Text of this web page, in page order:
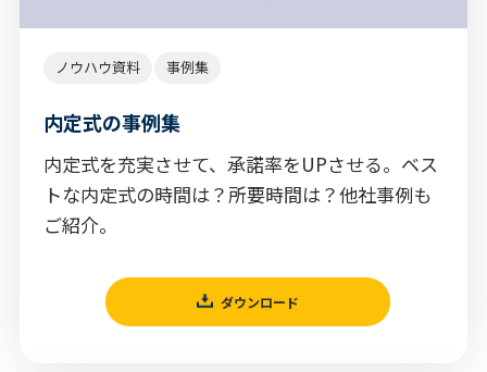
ノウハウ資料 事例集
内定式の事例集
内定式を充実させて、承諾率をUPさせる。ベス
トな内定式の時間は？所要時間は？他社事例も
ご紹介。
ダウンロード